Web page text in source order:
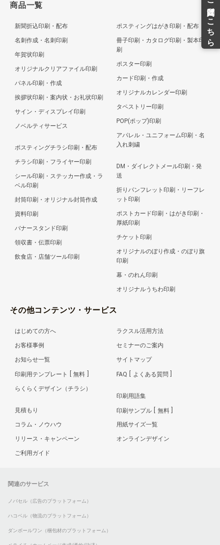
商品一覧
新聞折込印刷・配布
名刺作成・名刺印刷
年賀状印刷
オリジナルクリアファイル印刷
パネル印刷・作成
挨拶状印刷・案内状・お礼状印刷
サイン・ディスプレイ印刷
ノベルティサービス
ポスティングチラシ印刷・配布
チラシ印刷・フライヤー印刷
シール印刷・ステッカー作成・ラ
ベル印刷
封筒印刷・オリジナル封筒作成
資料印刷
バナースタンド印刷
領収書・伝票印刷
飲食店・店舗ツール印刷
ポスティングはがき印刷・配布
冊子印刷・カタログ印刷・製本印
刷
ポスター印刷
カード印刷・作成
オリジナルカレンダー印刷
タペストリー印刷
POP(ポップ)印刷
アパレル・ユニフォーム印刷・名
入れ刺繍
DM・ダイレクトメール印刷・発
送
折りパンフレット印刷・リーフレ
ット印刷
ポストカード印刷・はがき印刷・
厚紙印刷
チケット印刷
オリジナルのぼり作成・のぼり旗
印刷
幕・のれん印刷
オリジナルうちわ印刷
その他コンテンツ・サービス
はじめての方へ
お客様事例
お知らせ一覧
印刷用テンプレート 無料
らくらくデザイン（チラシ）
見積もり
コラム・ノウハウ
リリース・キャンペーン
ご利用ガイド
ラクスル活用方法
セミナーのご案内
サイトマップ
FAQ よくある質問
印刷用語集
印刷サンプル 無料
用紙サイズ一覧
オンラインデザイン
関連のサービス
ノバセル（広告のプラットフォーム）
ハコベル（物流のプラットフォーム）
ダンボールワン（梱包材のプラットフォーム）